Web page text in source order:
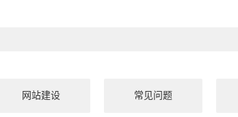
网站建设 常见问题